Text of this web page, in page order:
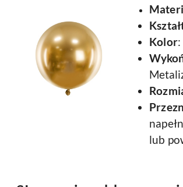
Kolor:
lub